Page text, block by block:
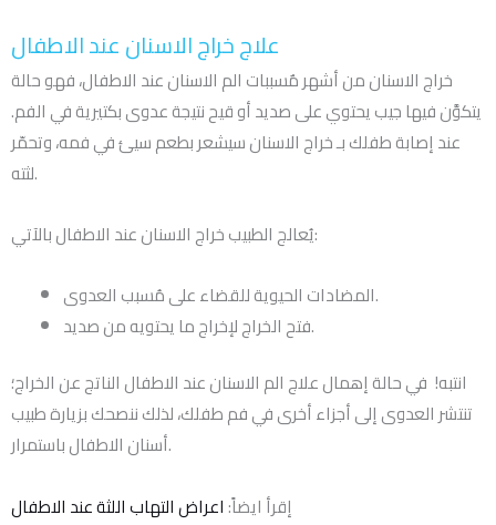
علاج خراج الاسنان عند الاطفال
خراج الاسنان من أشهر مٌسببات الم الاسنان عند الاطفال، فهو حالة
يتكوَّن فيها جيب يحتوي على صديد أو قيح نتيجة عدوى بكتيرية في الفم.
عند إصابة طفلك بـ خراج الاسنان سيشعر بطعم سيئ في فمه، وتحمّر
لثته.
يُعالج الطبيب خراج الاسنان عند الاطفال بالآتي:
المضادات الحيوية للقضاء على مُسبب العدوى.
فتح الخراج لإخراج ما يحتويه من صديد.
انتبه! في حالة إهمال علاج الم الاسنان عند الاطفال الناتج عن الخراج؛
تنتشر العدوى إلى أجزاء أخرى في فم طفلك، لذلك ننصحك بزيارة طبيب
أسنان الاطفال باستمرار.
إقرأ ايضاً:اعراض التهاب اللثة عند الاطفال